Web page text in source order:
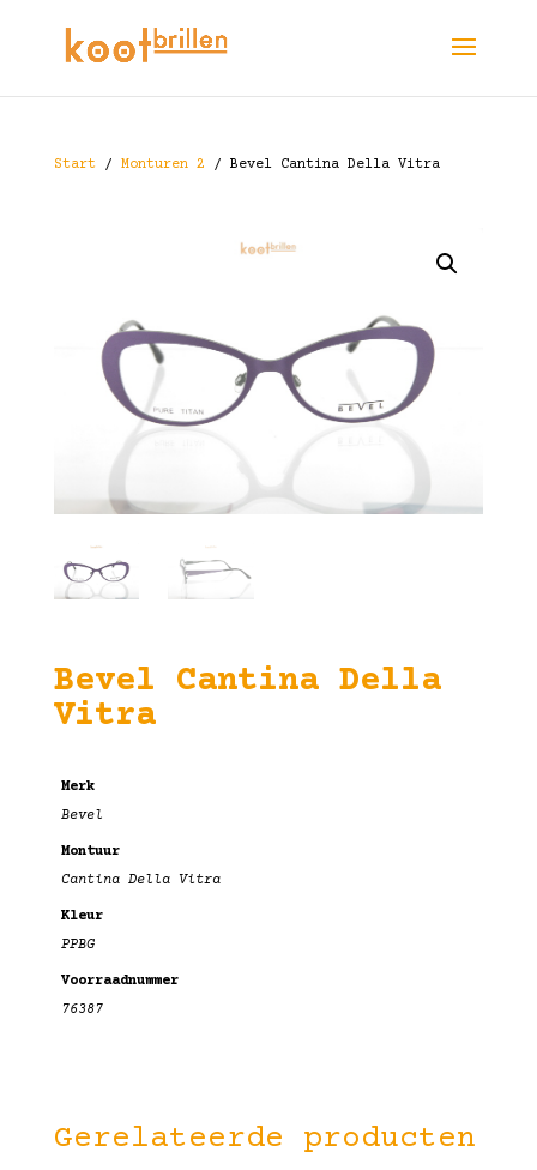
Start/ Monturen 2 / Bevel Cantina Della Vitra
Bevel Cantina Della
Vitra
Merk
Bevel
Montuur
Cantina Della Vitra
Kleur
PPBG
Voorraadnummer
76387
Gerelateerde producten